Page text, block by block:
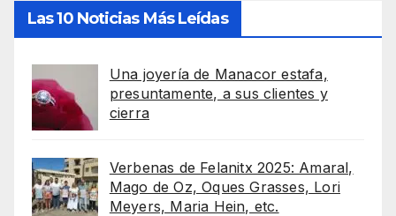
Las 10 Noticias Más Leídas
Una joyería de Manacor estafa,
presuntamente, a sus clientes y
cierra
Verbenas de Felanitx 2025: Amaral,
Mago de Oz, Oques Grasses, Lori
Meyers, Maria Hein, etc.